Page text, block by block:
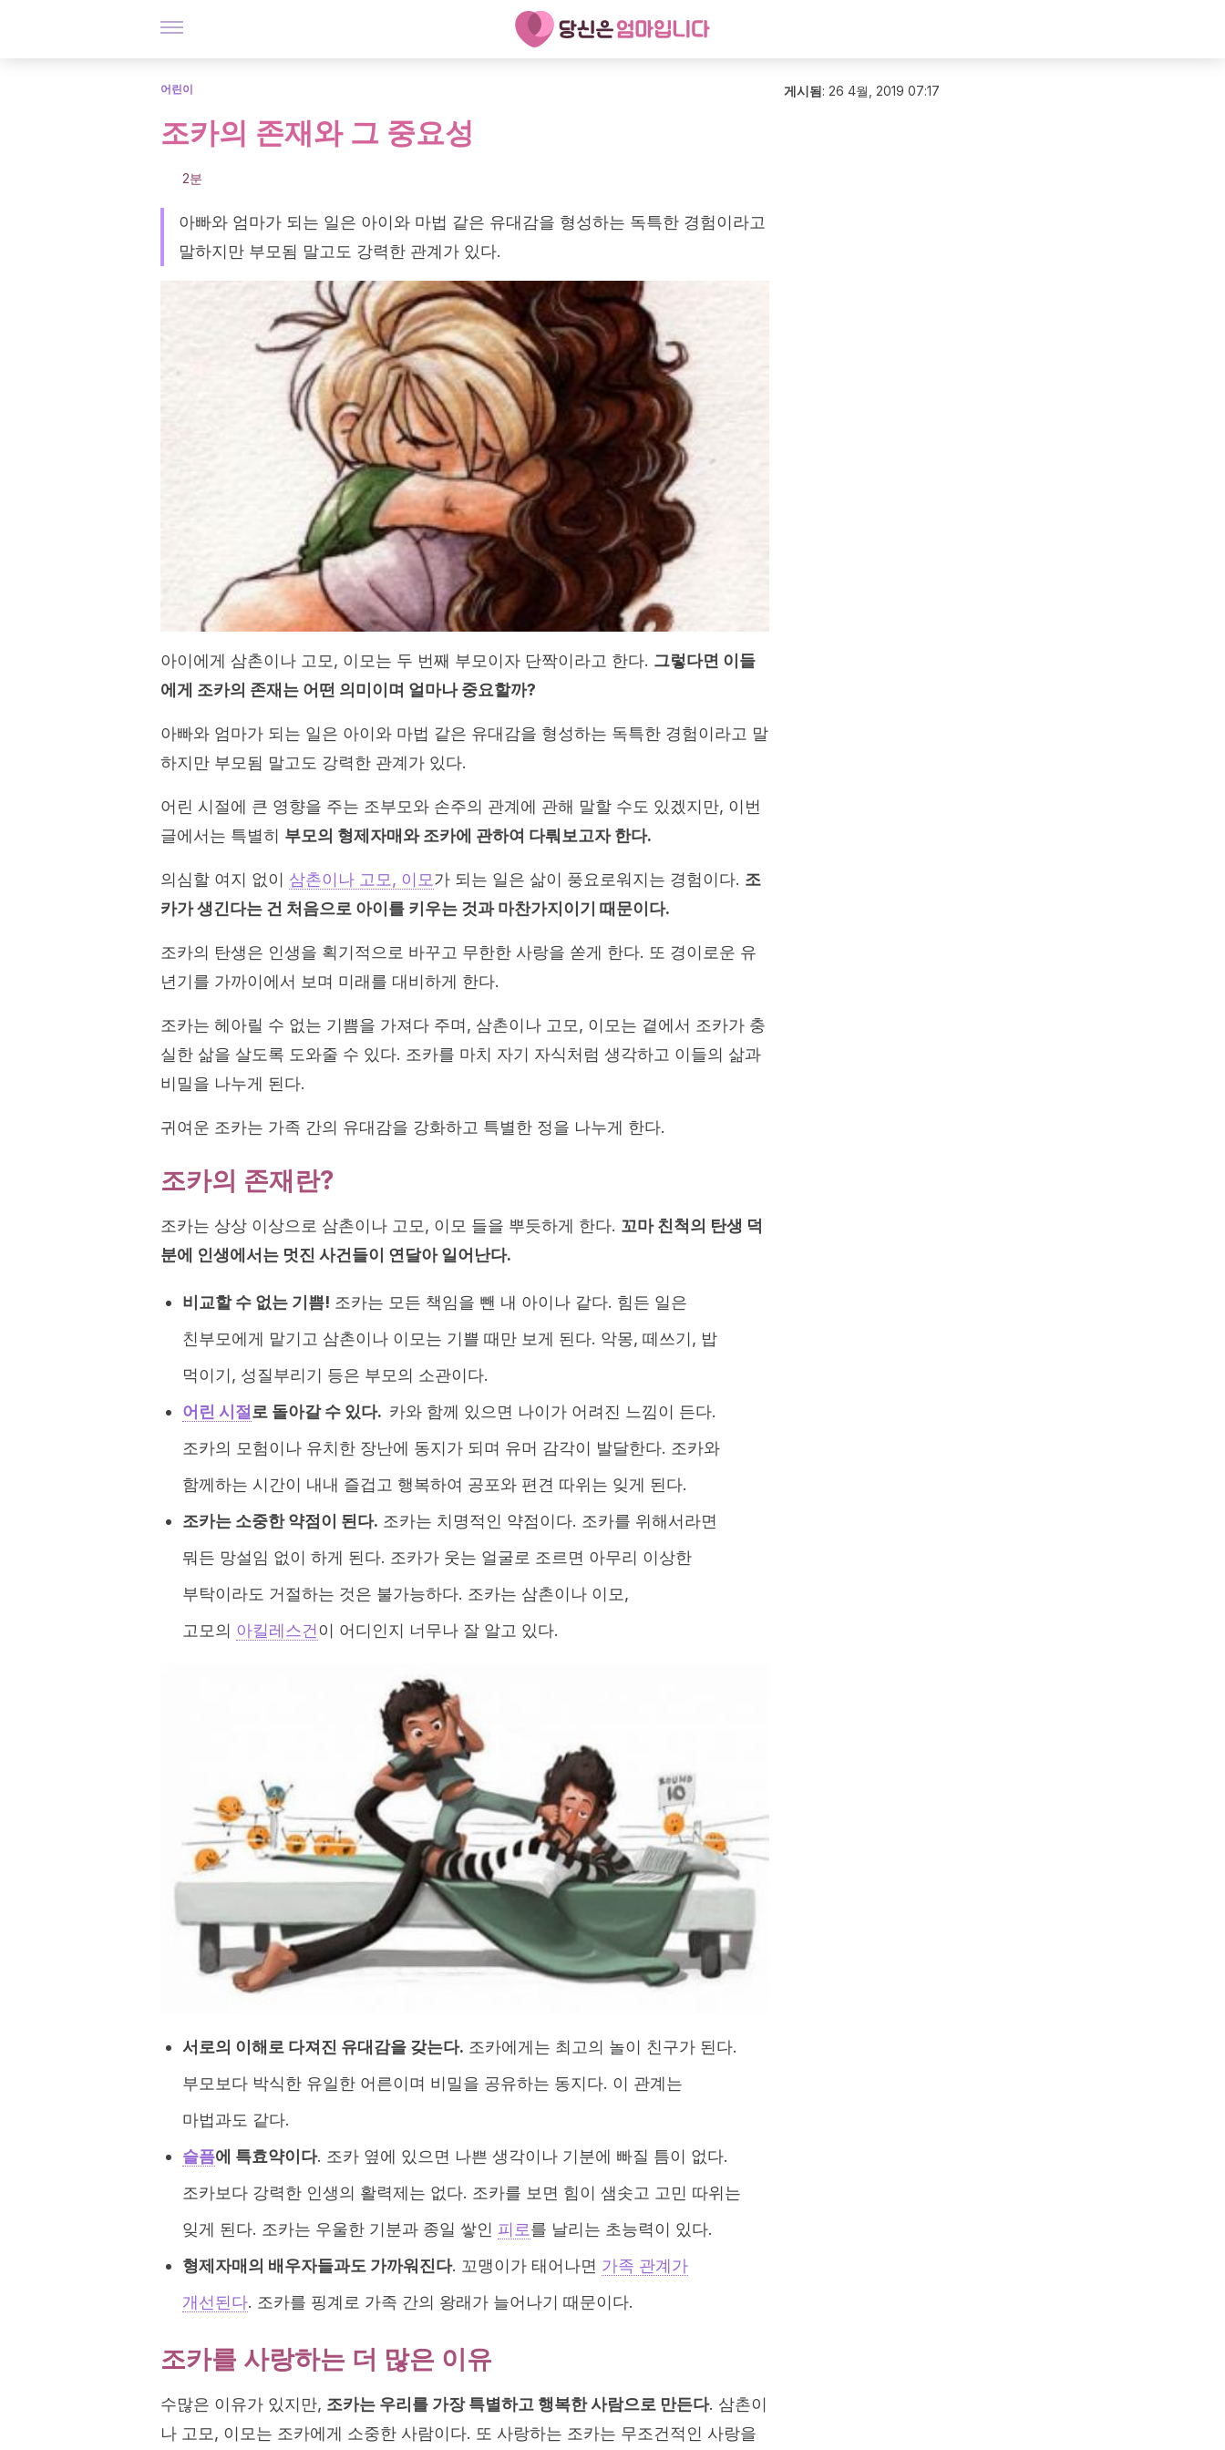
어린이
조카의 존재와 그 중요성
2분
아빠와 엄마가 되는 일은 아이와 마법 같은 유대감을 형성하는 독특한 경험이라고
말하지만 부모됨 말고도 강력한 관계가 있다.
아이에게 삼촌이나 고모, 이모는 두 번째 부모이자 단짝이라고 한다. 그렇다면 이들
에게 조카의 존재는 어떤 의미이며 얼마나 중요할까?
아빠와 엄마가 되는 일은 아이와 마법 같은 유대감을 형성하는 독특한 경험이라고 말
하지만 부모됨 말고도 강력한 관계가 있다.
어린 시절에 큰 영향을 주는 조부모와 손주의 관계에 관해 말할 수도 있겠지만, 이번
글에서는 특별히 부모의 형제자매와 조카에 관하여 다뤄보고자 한다.
의심할 여지 없이 삼촌이나 고모, 이모가 되는 일은 삶이 풍요로워지는 경험이다. 조
카가 생긴다는 건 처음으로 아이를 키우는 것과 마찬가지이기 때문이다.
조카의 탄생은 인생을 획기적으로 바꾸고 무한한 사랑을 쏟게 한다. 또 경이로운 유
년기를 가까이에서 보며 미래를 대비하게 한다.
조카는 헤아릴 수 없는 기쁨을 가져다 주며, 삼촌이나 고모, 이모는 곁에서 조카가 충
실한 삶을 살도록 도와줄 수 있다. 조카를 마치 자기 자식처럼 생각하고 이들의 삶과
비밀을 나누게 된다.
귀여운 조카는 가족 간의 유대감을 강화하고 특별한 정을 나누게 한다.
조카의 존재란?
조카는 상상 이상으로 삼촌이나 고모, 이모 들을 뿌듯하게 한다. 꼬마 친척의 탄생 덕
분에 인생에서는 멋진 사건들이 연달아 일어난다.
비교할 수 없는 기쁨! 조카는 모든 책임을 뺀 내 아이나 같다. 힘든 일은
친부모에게 맡기고 삼촌이나 이모는 기쁠 때만 보게 된다. 악몽, 떼쓰기, 밥
먹이기, 성질부리기 등은 부모의 소관이다.
어린 시절 로 돌아갈 수 있다. 카와 함께 있으면 나이가 어려진 느낌이 든다.
조카의 모험이나 유치한 장난에 동지가 되며 유머 감각이 발달한다. 조카와
함께하는 시간이 내내 즐겁고 행복하여 공포와 편견 따위는 잊게 된다.
조카는 소중한 약점이 된다. 조카는 치명적인 약점이다. 조카를 위해서라면
뭐든 망설임 없이 하게 된다. 조카가 웃는 얼굴로 조르면 아무리 이상한
부탁이라도 거절하는 것은 불가능하다. 조카는 삼촌이나 이모,
고모의 아킬레스건이 어디인지 너무나 잘 알고 있다.
서로의 이해로 다져진 유대감을 갖는다. 조카에게는 최고의 놀이 친구가 된다.
부모보다 박식한 유일한 어른이며 비밀을 공유하는 동지다. 이 관계는
마법과도 같다.
슬픔에 특효약이다. 조카 옆에 있으면 나쁜 생각이나 기분에 빠질 틈이 없다.
조카보다 강력한 인생의 활력제는 없다. 조카를 보면 힘이 샘솟고 고민 따위는
잊게 된다. 조카는 우울한 기분과 종일 쌓인 피로를 날리는 초능력이 있다.
형제자매의 배우자들과도 가까워진다. 꼬맹이가 태어나면 가족 관계가
개선된다. 조카를 핑계로 가족 간의 왕래가 늘어나기 때문이다.
조카를 사랑하는 더 많은 이유
수많은 이유가 있지만, 조카는 우리를 가장 특별하고 행복한 사람으로 만든다. 삼촌이
나 고모, 이모는 조카에게 소중한 사람이다. 또 사랑하는 조카는 무조건적인 사랑을
게시됨: 26 4월, 2019 07:17